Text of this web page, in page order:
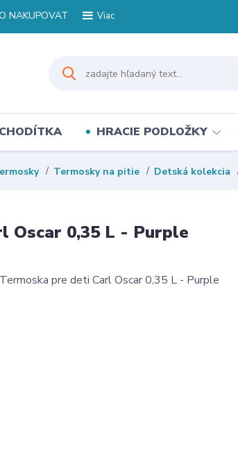
NAKUPOVAT Viac
CHODÍTKA HRACIE PODLOŽKY
Termosky na pitie Detská kolekcia
Oscar 0,35 L - Purple